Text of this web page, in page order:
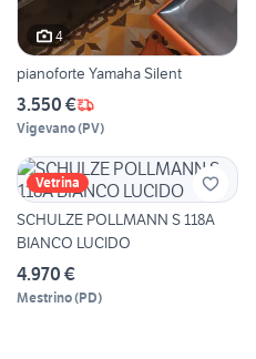
4
pianoforte Yamaha Silent
3.550 €
Vigevano(PV)
Vetrina
SCHULZE POLLMANN S 118A
BIANCO LUCIDO
4.970 €
Mestrino(PD)